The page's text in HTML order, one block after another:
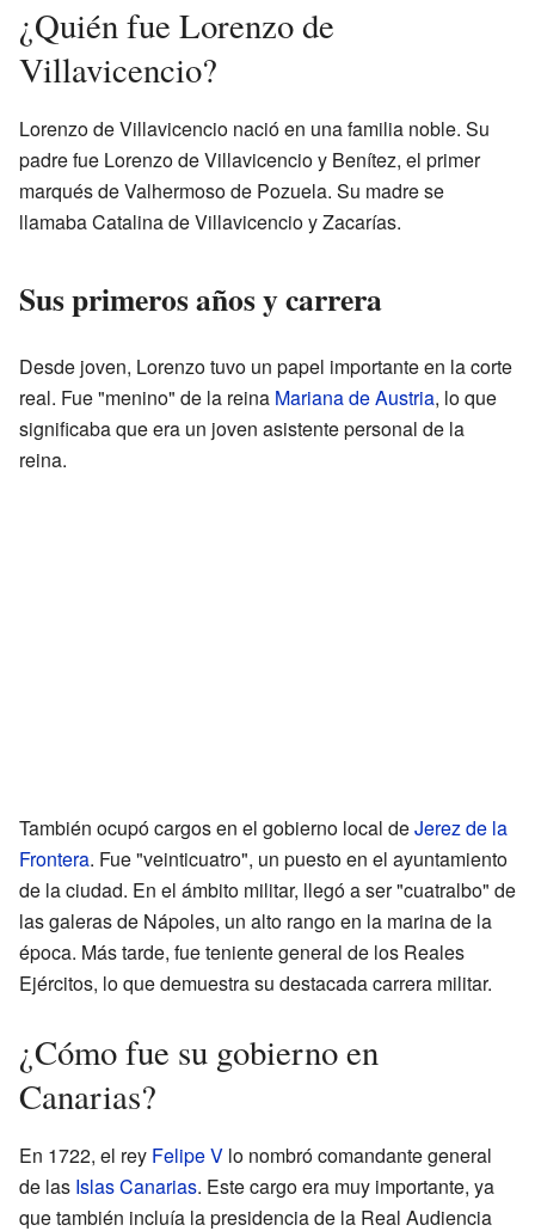
¿Quién fue Lorenzo de
Villavicencio?
Lorenzo de Villavicencio nació en una familia noble. Su
padre fue Lorenzo de Villavicencio y Benítez, el primer
marqués de Valhermoso de Pozuela. Su madre se
llamaba Catalina de Villavicencio y Zacarías.
Sus primeros años y carrera
Desde joven, Lorenzo tuvo un papel importante en la corte
real. Fue "menino" de la reina Mariana de Austria, lo que
significaba que era un joven asistente personal de la
reina.
También ocupó cargos en el gobierno local deJerez de la
Frontera. Fue "veinticuatro", un puesto en el ayuntamiento
de la ciudad. En el ámbito militar, llegó a ser "cuatralbo" de
las galeras de Nápoles, un alto rango en la marina de la
época. Más tarde, fue teniente general de los Reales
Ejércitos, lo que demuestra su destacada carrera militar.
¿Cómo fue su gobierno en
Canarias?
En 1722, el rey Felipe V lo nombró comandante general
de las Islas Canarias. Este cargo era muy importante, ya
que también incluía la presidencia de la Real Audiencia